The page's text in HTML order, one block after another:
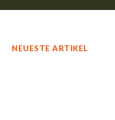
NEUESTE ARTIKEL